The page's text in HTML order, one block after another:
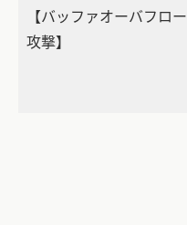
【バッファオーバフロー
攻撃】